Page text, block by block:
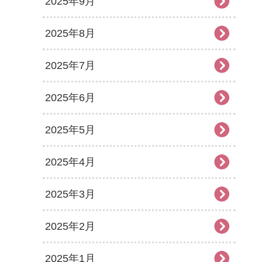
2025年8月
2025年7月
2025年6月
2025年5月
2025年4月
2025年3月
2025年2月
2025年1月